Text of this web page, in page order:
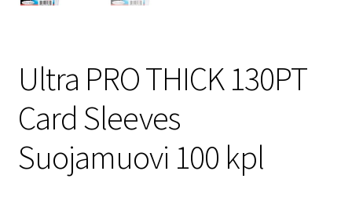
Ultra PRO THICK 130PT
Card Sleeves
Suojamuovi 100 kpl